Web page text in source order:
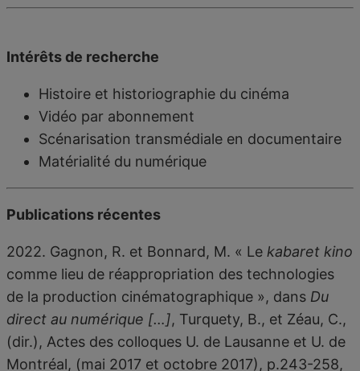
Intérêts de recherche
Histoire et historiographie du cinéma
Vidéo par abonnement
Scénarisation transmédiale en documentaire
Matérialité du numérique
Publications récentes
2022. Gagnon, R. et Bonnard, M. « Le kabaret kino
comme lieu de réappropriation des technologies
de la production cinématographique », dans Du
direct au numérique […], Turquety, B., et Zéau, C.,
(dir.), Actes des colloques U. de Lausanne et U. de
Montréal, (mai 2017 et octobre 2017), p.243-258,